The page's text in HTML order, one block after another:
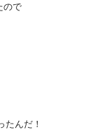
ので
たんだ！